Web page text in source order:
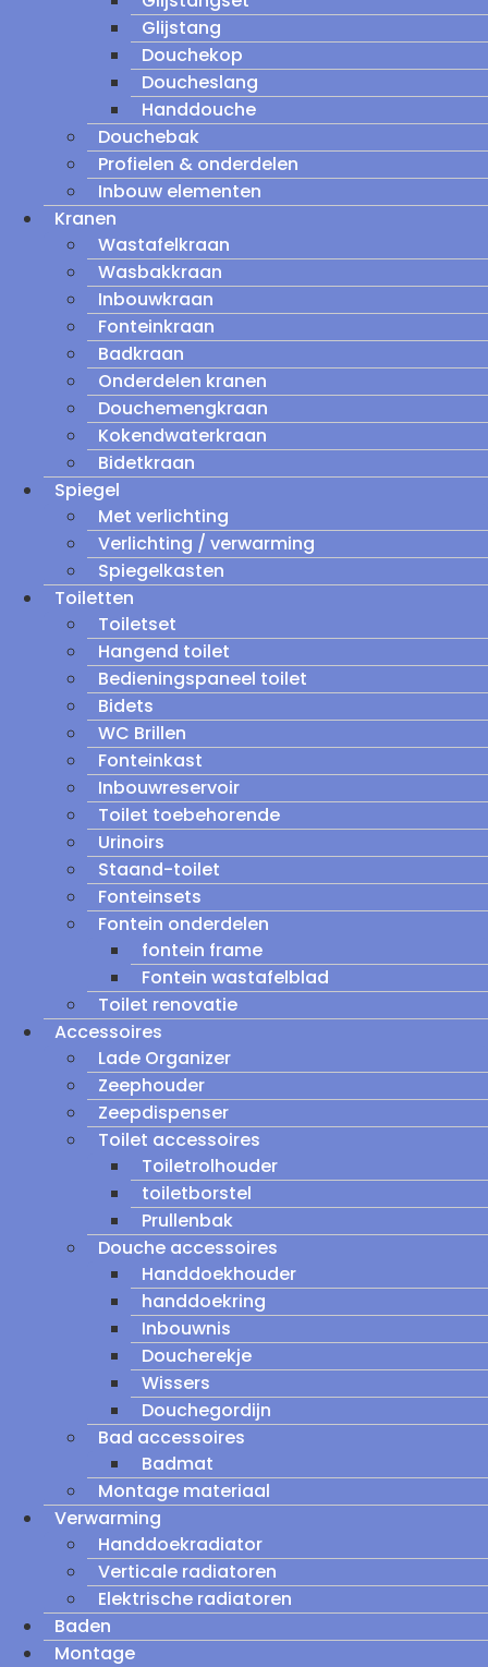
Glijstang
Douchekop
Doucheslang
Handdouche
Douchebak
Profielen & onderdelen
Inbouw elementen
Kranen
Wastafelkraan
Wasbakkraan
Inbouwkraan
Fonteinkraan
Badkraan
Onderdelen kranen
Douchemengkraan
Kokendwaterkraan
Bidetkraan
Spiegel
Met verlichting
Verlichting / verwarming
Spiegelkasten
Toiletten
Toiletset
Hangend toilet
Bedieningspaneel toilet
Bidets
WC Brillen
Fonteinkast
Inbouwreservoir
Toilet toebehorende
Urinoirs
Staand-toilet
Fonteinsets
Fontein onderdelen
fontein frame
Fontein wastafelblad
Toilet renovatie
Accessoires
Lade Organizer
Zeephouder
Zeepdispenser
Toilet accessoires
Toiletrolhouder
toiletborstel
Prullenbak
Douche accessoires
Handdoekhouder
handdoekring
Inbouwnis
Doucherekje
Wissers
Douchegordijn
Bad accessoires
Badmat
Montage materiaal
Verwarming
Handdoekradiator
Verticale radiatoren
Elektrische radiatoren
Baden
Montage